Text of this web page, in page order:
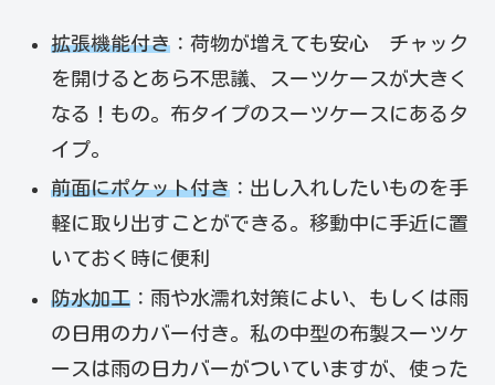
拡張機能付き：荷物が増えても安心 チャック
を開けるとあら不思議、スーツケースが大きく
なる！もの。布タイプのスーツケースにあるタ
イプ。
前面にポケット付き：出し入れしたいものを手
軽に取り出すことができる。移動中に手近に置
いておく時に便利
防水加工：雨や水濡れ対策によい、もしくは雨
の日用のカバー付き。私の中型の布製スーツケ
ースは雨の日カバーがついていますが、使った